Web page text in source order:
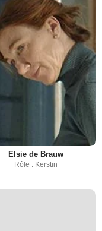
Elsie de Brauw
Rôle : Kerstin